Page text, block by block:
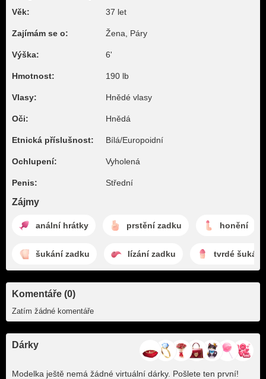
Věk: 37 let
Zajímám se o: Žena, Páry
Výška: 6'
Hmotnost: 190 lb
Vlasy: Hnědé vlasy
Oči: Hnědá
Etnická příslušnost: Bílá/Europoidní
Ochlupení: Vyholená
Penis: Střední
Zájmy
anální hrátky prstění zadku honění
šukání zadku lízání zadku tvrdé šukání
Komentáře (0)
Zatím žádné komentáře
Dárky
Modelka ještě nemá žádné virtuální dárky. Pošlete ten první!